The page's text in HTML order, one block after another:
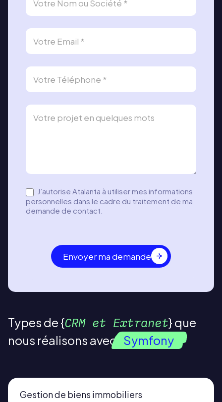
a
e
e
c
c
–
l
J’autorise Atalanta à utiliser mes informations
personnelles dans le cadre du traitement de ma
demande de contact.
Envoyer ma demande
Types de CRM et Extranet que
nous réalisons avec Symfony
Gestion de biens immobiliers